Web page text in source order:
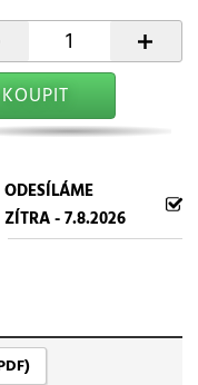
+
KOUPIT
ODESÍLÁME
ZÍTRA - 7.8.2026